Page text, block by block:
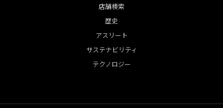
店舗検索
歴史
アスリート
サステナビリティ
テクノロジー